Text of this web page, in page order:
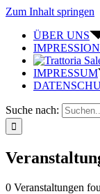
Zum Inhalt springen
ÜBER UNS
IMPRESSUM
Suche nach:
0 Veranstaltungen